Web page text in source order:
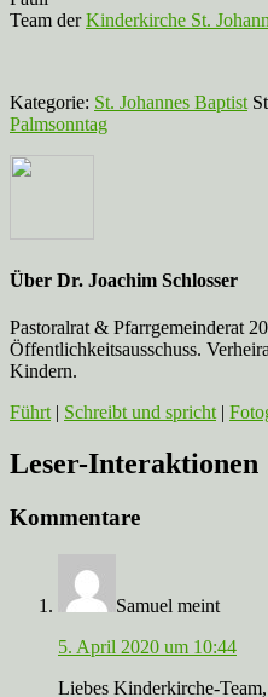
Team derKinderkirche St.
Kategorie: St. Johannes Baptist
Palmsonntag
Über Dr. Joachim Schlosser
Pastoralrat & Pfarrgemeinderat
Öffentlichkeitsausschuss.
Kindern.
Führt | Schreibt und spricht |
Leser-Interaktionen
Kommentare
Samuel meint
5. April 2020 um 10:44
Liebes Kinderkirche-Team,